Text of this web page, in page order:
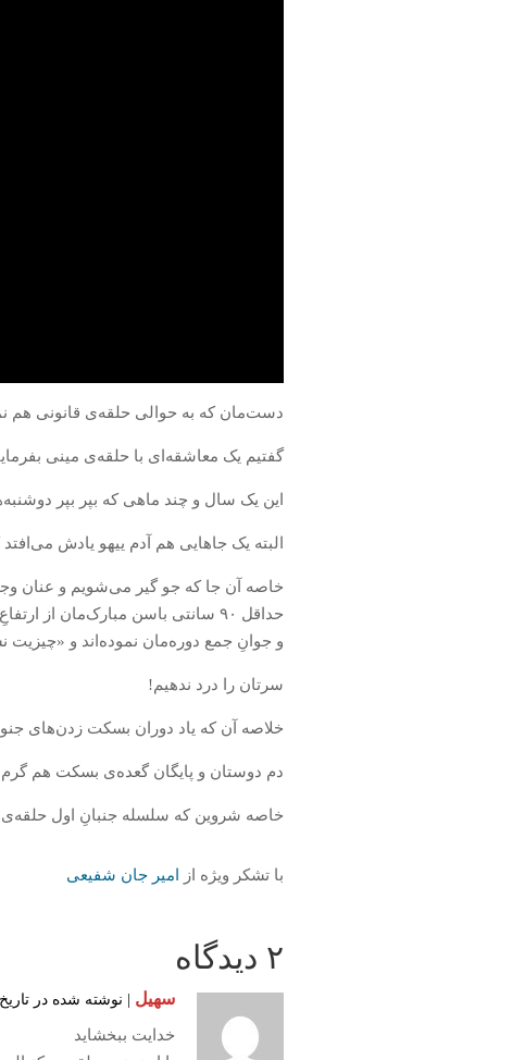
دست‌مان که به حوالی حلقه‌ی قانونی هم
گفتیم یک معاشقه‌ای با حلقه‌ی مینی
این یک سال و چند ماهی که بپر بپر
البته یک جاهایی هم آدم ییهو یادش
خاصه آن جا که جو گیر می‌شویم و عنان
حداقل ۹۰ سانتی باسن مبارک‌مان
و جوانِ جمع دوره‌مان نموده‌اند و
سرتان را درد ندهیم!
خلاصه آن که یاد دوران بسکت زدن‌های جنون
دم دوستان و پایگان گعده‌ی بسکت هم گرم
خاصه شروین که سلسله جنبانِ اول حلقه‌ی
با تشکر ویژه از امیر جان شفیعی
۲ دیدگاه
سهیل | نوشته شده در تاریخ ۱۵ آبان ۱۳۹۸ ساعت ۱:۱۲ ب.ظ
خدایت ببخشاید